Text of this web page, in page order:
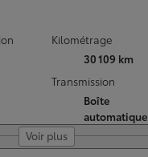
Kilométrage
30 109 km
Transmission
Boîte
automatique
Voir plus